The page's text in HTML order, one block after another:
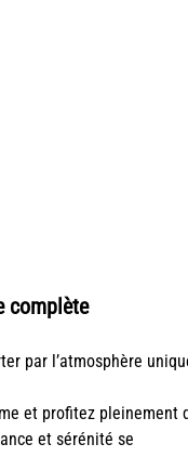
par l’atmosphère
et profitez pleinement
et sérénité se